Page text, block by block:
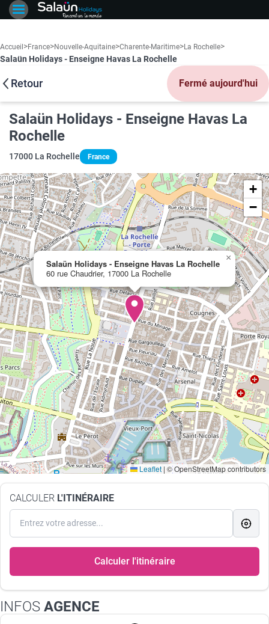
Accueil >France>Nouvelle-Aquitaine>Charente-Maritime>La Rochelle>
Salaün Holidays - Enseigne Havas La Rochelle
Retour Fermé aujourd'hui
Salaün Holidays - Enseigne Havas La
Rochelle
17000 La Rochelle France
Salaün Holidays - Enseigne Havas La Rochelle
60 rue Chaudrier, 17000 La Rochelle
×
+
−
Leaflet | © OpenStreetMap contributors
CALCULER L'ITINÉRAIRE
Calculer l'itinéraire
INFOS AGENCE